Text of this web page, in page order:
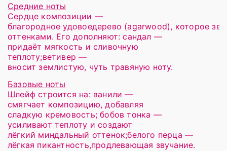
Средние ноты
Сердце композиции —
благородное удовоедерево (agarwood), которое
оттенками. Его дополняют: сандал —
придаёт мягкость и сливочную
теплоту;ветивер —
вносит землистую, чуть травяную ноту.
Базовые ноты
Шлейф строится на: ванили —
смягчает композицию, добавляя
сладкую кремовость; бобов тонка —
усиливают теплоту и создают
лёгкий миндальный оттенок;белого перца —
лёгкая пикантность,продлевающая звучание.